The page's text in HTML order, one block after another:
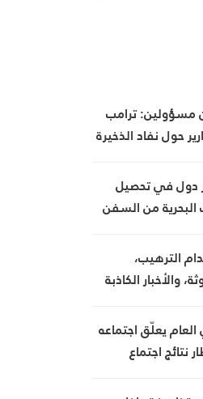
ترامب
حول نفاد الذخيرة
دول في تحصيل
من السفن
الترهيب،
والأخبار الكاذبة
العام يعلّق اجتماعه
نتائج اجتماع